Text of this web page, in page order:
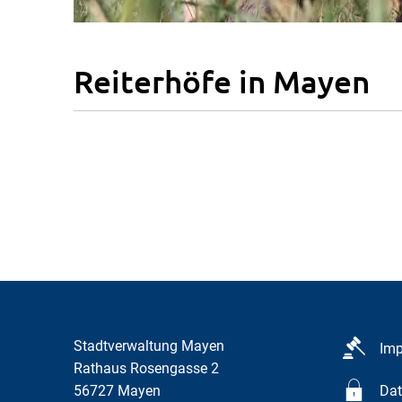
Reiterhöfe in Mayen
Stadtverwaltung Mayen
Rathaus Rosengasse 2
56727 Mayen